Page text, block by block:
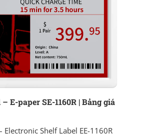
E-paper SE-1160R | Bảng giá
Electronic Shelf Label EE-1160R